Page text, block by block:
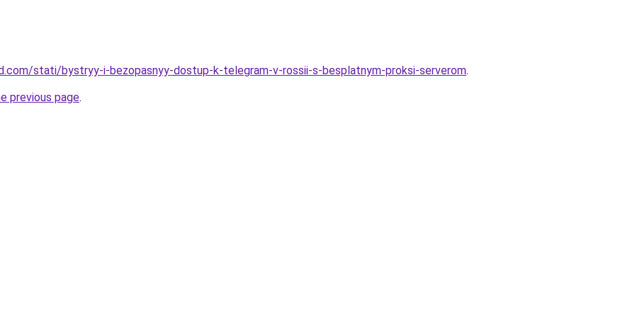
stati/bystryy-i-bezopasnyy-dostup-k-telegram-v-rossii-s-besplatnym-proksi-serverom.
previous page.